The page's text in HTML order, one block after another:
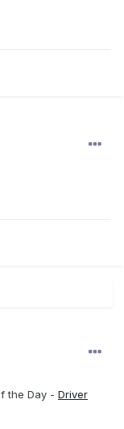
the Day - Driver